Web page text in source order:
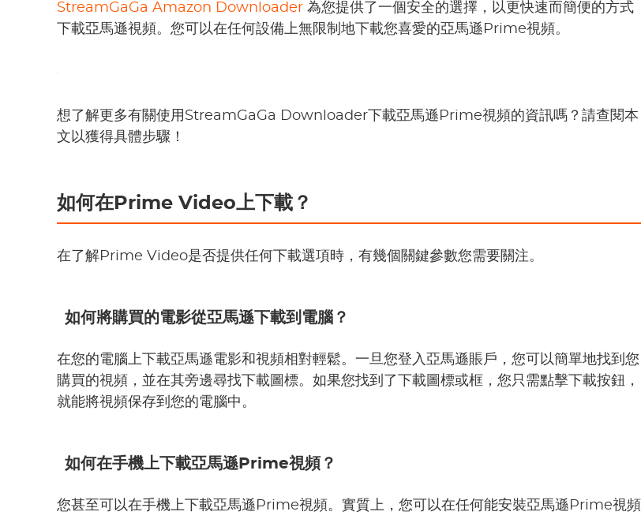
StreamGaGa Amazon Downloader 為您提供了一個安全的選擇，以更快速而簡便的方式
下載亞馬遜視頻。您可以在任何設備上無限制地下載您喜愛的亞馬遜Prime視頻。
想了解更多有關使用StreamGaGa Downloader下載亞馬遜Prime視頻的資訊嗎？請查閱本
文以獲得具體步驟！
如何在Prime Video上下載？
在了解Prime Video是否提供任何下載選項時，有幾個關鍵參數您需要關注。
如何將購買的電影從亞馬遜下載到電腦？
在您的電腦上下載亞馬遜電影和視頻相對輕鬆。一旦您登入亞馬遜賬戶，您可以簡單地找到您
購買的視頻，並在其旁邊尋找下載圖標。如果您找到了下載圖標或框，您只需點擊下載按鈕，
就能將視頻保存到您的電腦中。
如何在手機上下載亞馬遜Prime視頻？
您甚至可以在手機上下載亞馬遜Prime視頻。實質上，您可以在任何能安裝亞馬遜Prime視頻